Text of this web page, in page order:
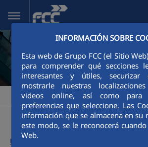
Saltar al contenido principal
INFORMACIÓN SOBRE
Esta web de Grupo FCC (el Sitio
para comprender qué secciones
interesantes y útiles,
mostrarle nuestras
videos online, así como para
preferencias que seleccione. Las
información que se almacena en su
este modo, se le reconocerá
Web.
FCC >Informe Anual FCC >Números
Último informe: